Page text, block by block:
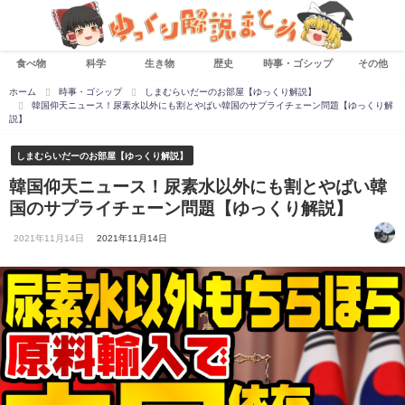
食べ物 科学 生き物 歴史 時事・ゴシップ その他
ホーム 時事・ゴシップ
しまむらいだーのお部屋【ゆっくり解説】
韓国仰天ニュース！尿素水以外にも割とやばい韓国のサプライチェーン問題【ゆっくり解
説】
しまむらいだーのお部屋【ゆっくり解説】
韓国仰天ニュース！尿素水以外にも割とやばい韓
国のサプライチェーン問題【ゆっくり解説】
2021年11月14日 2021年11月14日